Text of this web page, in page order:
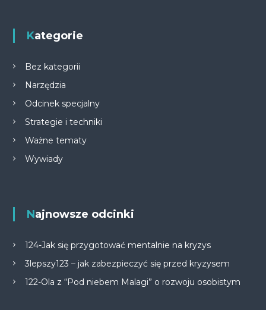
Kategorie
Bez kategorii
Narzędzia
Odcinek specjalny
Strategie i techniki
Ważne tematy
Wywiady
Najnowsze odcinki
124-Jak się przygotować mentalnie na kryzys
3lepszy123 – jak zabezpieczyć się przed kryzysem
122-Ola z “Pod niebem Malagi” o rozwoju osobistym